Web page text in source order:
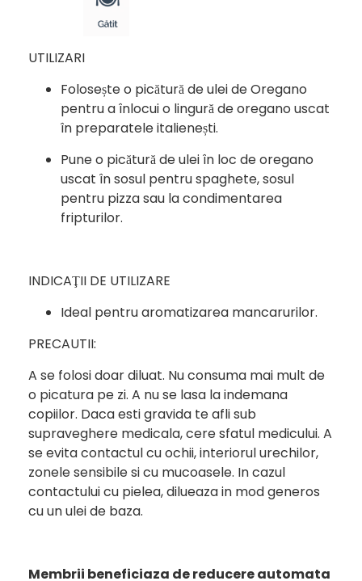
UTILIZARI
Folosește o picătură de ulei de Oregano
pentru a înlocui o lingură de oregano uscat
în preparatele italienești.
Pune o picătură de ulei în loc de oregano
uscat în sosul pentru spaghete, sosul
pentru pizza sau la condimentarea
fripturilor.
INDICAŢII DE UTILIZARE
Ideal pentru aromatizarea mancarurilor.
PRECAUTII:
A se folosi doar diluat. Nu consuma mai mult de
o picatura pe zi. A nu se lasa la indemana
copiilor. Daca esti gravida te afli sub
supraveghere medicala, cere sfatul medicului. A
se evita contactul cu ochii, interiorul urechilor,
zonele sensibile si cu mucoasele. In cazul
contactului cu pielea, dilueaza in mod generos
cu un ulei de baza.
Membrii beneficiaza de reducere automata